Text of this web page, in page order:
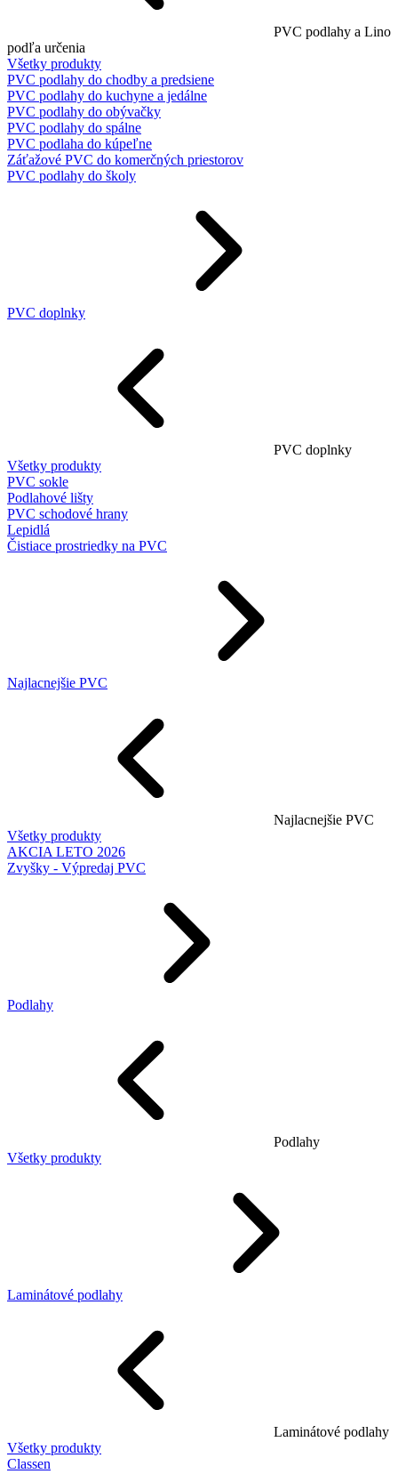
PVC podlahy a Lino
podľa určenia
Všetky produkty
PVC podlahy do chodby a predsiene
PVC podlahy do kuchyne a jedálne
PVC podlahy do obývačky
PVC podlahy do spálne
PVC podlaha do kúpeľne
Záťažové PVC do komerčných priestorov
PVC podlahy do školy
PVC doplnky
PVC doplnky
Všetky produkty
PVC sokle
Podlahové lišty
PVC schodové hrany
Lepidlá
Čistiace prostriedky na PVC
Najlacnejšie PVC
Najlacnejšie PVC
Všetky produkty
AKCIA LETO 2026
Zvyšky - Výpredaj PVC
Podlahy
Podlahy
Všetky produkty
Laminátové podlahy
Laminátové podlahy
Všetky produkty
Classen